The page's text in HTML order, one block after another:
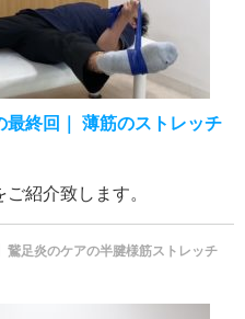
最終回｜ 薄筋のストレッチ
紹介致します。
鵞足炎のケアの半腱様筋ストレッチ